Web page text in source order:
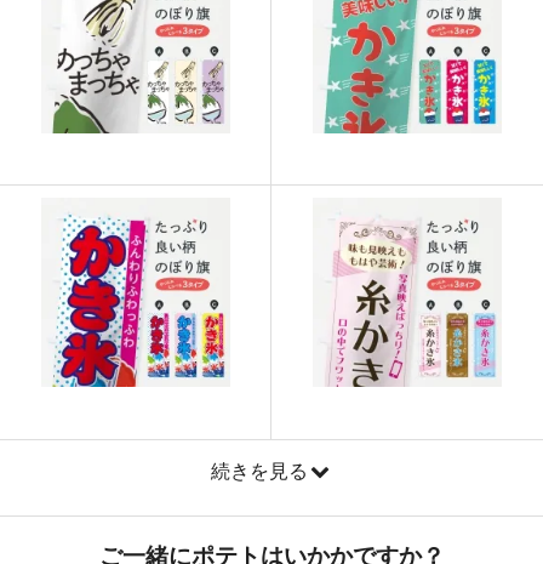
913 22825
26 911 23686
27 909 24543
29 905 26245
30 902 27060
31 901 27931
32 899 28768
33 897 29601
893
888 32856
続きを見る